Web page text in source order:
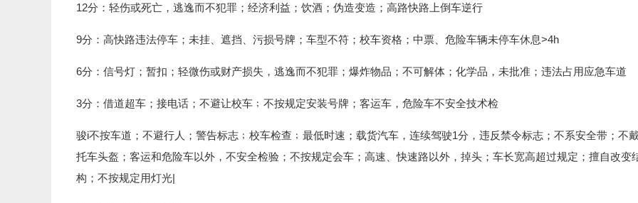
12分：轻伤或死亡，逃逸而不犯罪；经济利益；饮酒；伪造变造；高路快路上倒车逆行
9分：高快路违法停车；未挂、遮挡、污损号牌；车型不符；校车资格；中票、危险车辆未停车休息>4h
6分：信号灯；暂扣；轻微伤或财产损失，逃逸而不犯罪；爆炸物品；不可解体；化学品，未批准；违法占用应急车道
3分：借道超车；接电话；不避让校车﹔不按规定安装号牌；客运车，危险车不安全技术检
骏i不按车道；不避行人；警告标志﹔校车检查﹔最低时速；载货汽车，连续驾驶1分，违反禁令标志；不系安全带；不
托车头盔；客运和危险车以外，不安全检验；不按规定会车；高速、快速路以外，掉头；车长宽高超过规定；擅自改变
构；不按规定用灯光|